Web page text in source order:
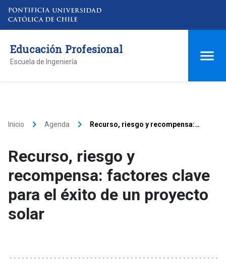
Educación Profesional
Escuela de Ingeniería
Inicio keyboard_arrow_right Agenda keyboard_arrow_right
Recurso, riesgo y recompensa:
Recurso, riesgo y
recompensa: factores clave
para el éxito de un proyecto
solar